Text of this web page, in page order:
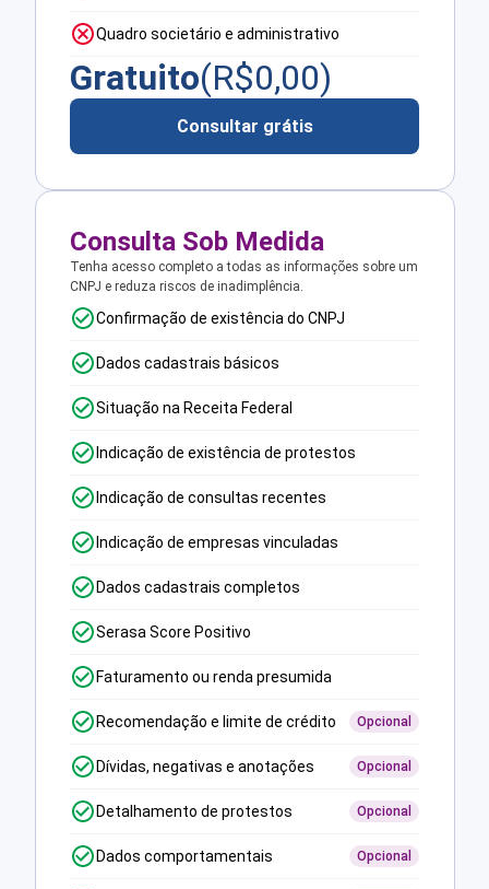
Quadro societário e administrativo
Gratuito(R$0,00)
Consultar grátis
Consulta Sob Medida
Tenha acesso completo a todas as informações sobre um
CNPJ e reduza riscos de inadimplência.
Confirmação de existência do CNPJ
Dados cadastrais básicos
Situação na Receita Federal
Indicação de existência de protestos
Indicação de consultas recentes
Indicação de empresas vinculadas
Dados cadastrais completos
Serasa Score Positivo
Faturamento ou renda presumida
Recomendação e limite de crédito Opcional
Dívidas, negativas e anotações Opcional
Detalhamento de protestos Opcional
Dados comportamentais Opcional